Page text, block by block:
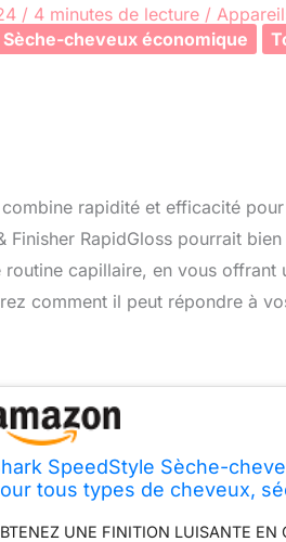
/ 4 minutes de lecture /
Sèche-cheveux économique
rapidité et efficacité
Finisher RapidGloss pourrait
capillaire, en vous offrant
comment il peut répondre à
SpeedStyle Sèche-
tous types de cheveux,
UNE FINITION LUISANTE